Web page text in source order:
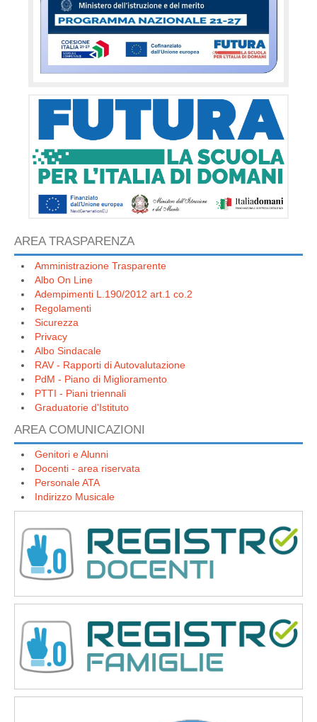
AREA TRASPARENZA
Amministrazione Trasparente
Albo On Line
Adempimenti L.190/2012 art.1 co.2
Regolamenti
Sicurezza
Privacy
Albo Sindacale
RAV - Rapporti di Autovalutazione
PdM - Piano di Miglioramento
PTTI - Piani triennali
Graduatorie d'Istituto
AREA COMUNICAZIONI
Genitori e Alunni
Docenti - area riservata
Personale ATA
Indirizzo Musicale